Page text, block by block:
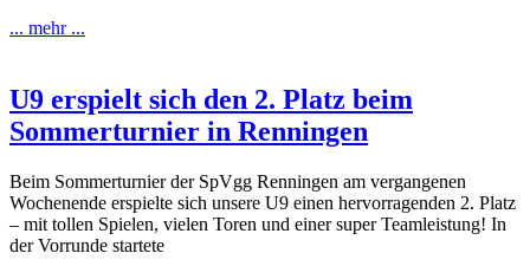
... mehr ...
U9 erspielt sich den 2. Platz beim
Sommerturnier in Renningen
Beim Sommerturnier der SpVgg Renningen am vergangenen
Wochenende erspielte sich unsere U9 einen hervorragenden 2. Platz
– mit tollen Spielen, vielen Toren und einer super Teamleistung! In
der Vorrunde startete